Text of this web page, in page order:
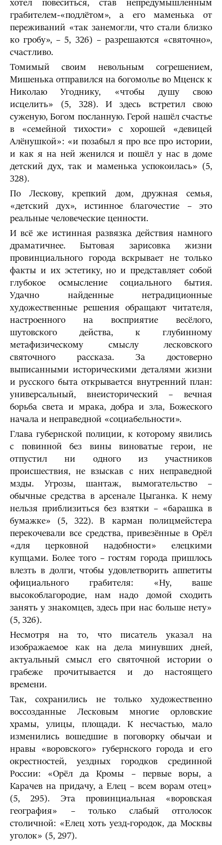
хотел повеситься, став непредумышленным
грабителем-«подлётом», а его маменька от
переживаний «так занемогли, что стали близко
ко гробу», – 5, 326) – разрешаются «святочно»,
счастливо.
Томимый своим невольным согрешением,
Мишенька отправился на богомолье во Мценск к
Николаю Угоднику, «чтобы душу свою
исцелить» (5, 328). И здесь встретил свою
суженую, Богом посланную. Герой нашёл счастье
в «семейной тихости» с хорошей «девицей
Алёнушкой»: «и позабыл я про все про истории,
и как я на ней женился и пошёл у нас в доме
детский дух, так и маменька успокоилась» (5,
328).
По Лескову, крепкий дом, дружная семья,
«детский дух», истинное благочестие – это
реальные человеческие ценности.
И всё же истинная развязка действия намного
драматичнее. Бытовая зарисовка жизни
провинциального города вскрывает не только
факты и их эстетику, но и представляет собой
глубокое осмысление социального бытия.
Удачно найденные нетрадиционные
художественные решения обращают читателя,
настроенного на восприятие весёлого,
шутовского действа, к глубинному
метафизическому смыслу лесковского
святочного рассказа. За достоверно
выписанными историческими деталями жизни
и русского быта открывается внутренний план:
универсальный, внеисторический – вечная
борьба света и мрака, добра и зла, Божеского
начала и неправедной «социабельности».
Глава губернской полиции, к которому явились
с повинной без вины виноватые герои, не
отпустил ни одного из участников
происшествия, не взыскав с них неправедной
мзды. Угрозы, шантаж, вымогательство –
обычные средства в арсенале Цыганка. К нему
нельзя приблизиться без взятки – «барашка в
бумажке» (5, 322). В карман полицмейстера
перекочевали все средства, привезённые в Орёл
«для церковной надобности» елецкими
купцами. Более того – гостям города пришлось
влезть в долги, чтобы удовлетворить аппетиты
официального грабителя: «Ну, ваше
высокоблагородие, нам надо домой сходить
занять у знакомцев, здесь при нас больше нету»
(5, 326).
Несмотря на то, что писатель указал на
изображаемое как на дела минувших дней,
актуальный смысл его святочной истории о
грабеже прочитывается и до настоящего
времени.
Так, сохранились не только художественно
воссозданные Лесковым многие орловские
храмы, улицы, площади. К несчастью, мало
изменились вошедшие в поговорку обычаи и
нравы «воровского» губернского города и его
окрестностей, уездных городков срединной
России: «Орёл да Кромы – первые воры, а
Карачев на придачу, а Елец – всем ворам отец»
(5, 295). Эта провинциальная «воровская
география» – только слабый отголосок
столичной: «Елец хоть уезд-городок, да Москвы
уголок» (5, 297).